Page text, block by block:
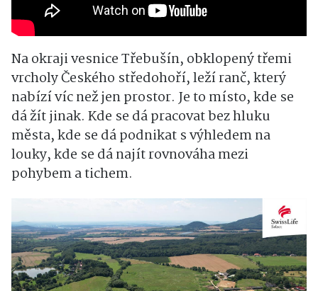
Na okraji vesnice Třebušín, obklopený třemi
vrcholy Českého středohoří, leží ranč, který
nabízí víc než jen prostor. Je to místo, kde se
dá žít jinak. Kde se dá pracovat bez hluku
města, kde se dá podnikat s výhledem na
louky, kde se dá najít rovnováha mezi
pohybem a tichem.